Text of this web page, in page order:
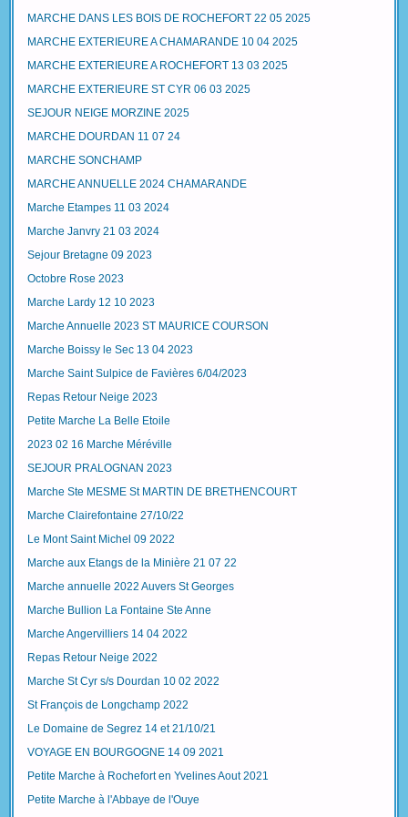
MARCHE DANS LES BOIS DE ROCHEFORT 22 05 2025
MARCHE EXTERIEURE A CHAMARANDE 10 04 2025
MARCHE EXTERIEURE A ROCHEFORT 13 03 2025
MARCHE EXTERIEURE ST CYR 06 03 2025
SEJOUR NEIGE MORZINE 2025
MARCHE DOURDAN 11 07 24
MARCHE SONCHAMP
MARCHE ANNUELLE 2024 CHAMARANDE
Marche Etampes 11 03 2024
Marche Janvry 21 03 2024
Sejour Bretagne 09 2023
Octobre Rose 2023
Marche Lardy 12 10 2023
Marche Annuelle 2023 ST MAURICE COURSON
Marche Boissy le Sec 13 04 2023
Marche Saint Sulpice de Favières 6/04/2023
Repas Retour Neige 2023
Petite Marche La Belle Etoile
2023 02 16 Marche Méréville
SEJOUR PRALOGNAN 2023
Marche Ste MESME St MARTIN DE BRETHENCOURT
Marche Clairefontaine 27/10/22
Le Mont Saint Michel 09 2022
Marche aux Etangs de la Minière 21 07 22
Marche annuelle 2022 Auvers St Georges
Marche Bullion La Fontaine Ste Anne
Marche Angervilliers 14 04 2022
Repas Retour Neige 2022
Marche St Cyr s/s Dourdan 10 02 2022
St François de Longchamp 2022
Le Domaine de Segrez 14 et 21/10/21
VOYAGE EN BOURGOGNE 14 09 2021
Petite Marche à Rochefort en Yvelines Aout 2021
Petite Marche à l'Abbaye de l'Ouye